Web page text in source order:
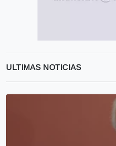
ULTIMAS NOTICIAS